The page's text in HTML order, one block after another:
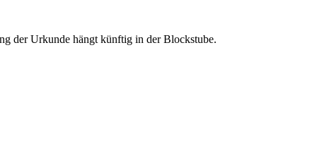
der Urkunde hängt künftig in der Blockstube.